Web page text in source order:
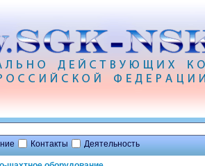
Контакты Деятельность